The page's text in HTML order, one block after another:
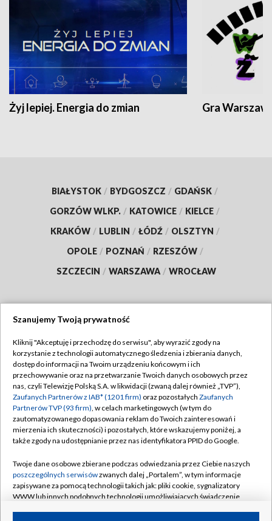
Żyj lepiej. Energia do zmian Gra
BIAŁYSTOK / BYDGOSZCZ / GDAŃSK /
GORZÓW WLKP. / KATOWICE / KIELCE /
KRAKÓW / LUBLIN / ŁÓDŹ / OLSZTYN /
OPOLE / POZNAŃ / RZESZÓW /
SZCZECIN / WARSZAWA / WROCŁAW
TVP
Abonament TVP
Emisja w TVP
Centrum informacji TVP
Naziemna Telewizja Cyfrowa
Rada Programowa
System NOS
Informacje o nadawcy
Regulamin TVP
Polityka prywatności
Moje zgody
Pomoc
Kontakt
Kanały
Szanujemy Twoją prywatność
Kliknij "Akceptuję i przechodzę do serwisu", aby wyrazić zgody na
korzystanie z technologii automatycznego śledzenia i zbierania danych,
dostęp do informacji na Twoim urządzeniu końcowym i ich
przechowywanie oraz na przetwarzanie Twoich danych osobowych przez
nas, czyli Telewizję Polską S.A. w likwidacji (zwaną dalej również „TVP”),
Zaufanych Partnerów z IAB* (1201 firm) oraz pozostałych Zaufanych
Partnerów TVP (93 firm), w celach marketingowych (w tym do
zautomatyzowanego dopasowania reklam do Twoich zainteresowań i
mierzenia ich skuteczności) i pozostałych, które wskazujemy poniżej, a
także zgody na udostępnianie przez nas identyfikatora PPID do Google.
Twoje dane osobowe zbierane podczas odwiedzania przez Ciebie naszych
poszczególnych serwisówzwanych dalej „Portalem”, w tym informacje
zapisywane za pomocą technologii takich jak: pliki cookie, sygnalizatory
WWW lub innych podobnych technologii umożliwiających świadczenie